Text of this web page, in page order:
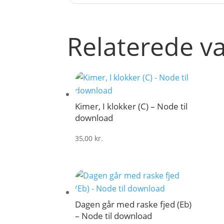
Relaterede
Kimer, I klokker (C) – Node til
download
35,00 kr.
Dagen går med raske fjed (Eb)
– Node til download